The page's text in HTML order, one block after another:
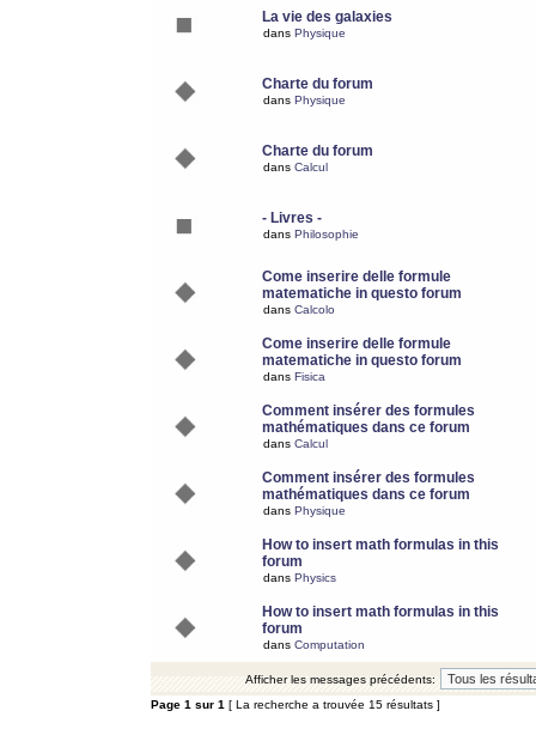
La vie des galaxies
dans Physique
Charte du forum
dans Physique
Charte du forum
dans Calcul
- Livres -
dans Philosophie
Come inserire delle formule
matematiche in questo forum
dans Calcolo
Come inserire delle formule
matematiche in questo forum
dans Fisica
Comment insérer des formules
mathématiques dans ce forum
dans Calcul
Comment insérer des formules
mathématiques dans ce forum
dans Physique
How to insert math formulas in this
forum
dans Physics
How to insert math formulas in this
forum
dans Computation
Afficher les messages précédents:
Page 1 sur 1 [ La recherche a trouvée 15 résultats ]